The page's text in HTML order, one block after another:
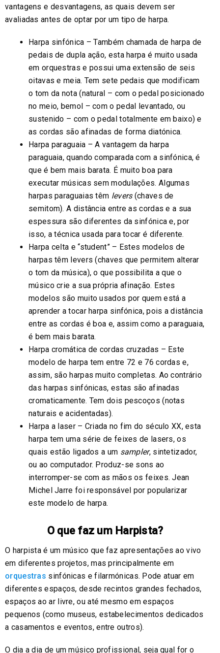
vantagens e desvantagens, as quais devem ser
avaliadas antes de optar por um tipo de harpa.
Harpa sinfónica – Também chamada de harpa de
pedais de dupla ação, esta harpa é muito usada
em orquestras e possui uma extensão de seis
oitavas e meia. Tem sete pedais que modificam
o tom da nota (natural – com o pedal posicionado
no meio, bemol – com o pedal levantado, ou
sustenido – com o pedal totalmente em baixo) e
as cordas são afinadas de forma diatónica.
Harpa paraguaia – A vantagem da harpa
paraguaia, quando comparada com a sinfónica, é
que é bem mais barata. É muito boa para
executar músicas sem modulações. Algumas
harpas paraguaias têm levers(chaves de
semitom). A distância entre as cordas e a sua
espessura são diferentes da sinfónica e, por
isso, a técnica usada para tocar é diferente.
Harpa celta e “student” – Estes modelos de
harpas têm levers (chaves que permitem alterar
o tom da música), o que possibilita a que o
músico crie a sua própria afinação. Estes
modelos são muito usados por quem está a
aprender a tocar harpa sinfónica, pois a distância
entre as cordas é boa e, assim como a paraguaia,
é bem mais barata.
Harpa cromática de cordas cruzadas – Este
modelo de harpa tem entre 72 e 76 cordas e,
assim, são harpas muito completas. Ao contrário
das harpas sinfónicas, estas são afinadas
cromaticamente. Tem dois pescoços (notas
naturais e acidentadas).
Harpa a laser – Criada no fim do século XX, esta
harpa tem uma série de feixes de lasers, os
quais estão ligados a um sampler, sintetizador,
ou ao computador. Produz-se sons ao
interromper-se com as mãos os feixes. Jean
Michel Jarre foi responsável por popularizar
este modelo de harpa.
O que faz um Harpista?
O harpista é um músico que faz apresentações ao vivo
em diferentes projetos, mas principalmente em
orquestras sinfónicas e filarmónicas. Pode atuar em
diferentes espaços, desde recintos grandes fechados,
espaços ao ar livre, ou até mesmo em espaços
pequenos (como museus, estabelecimentos dedicados
a casamentos e eventos, entre outros).
O dia a dia de um músico profissional, seja qual for o